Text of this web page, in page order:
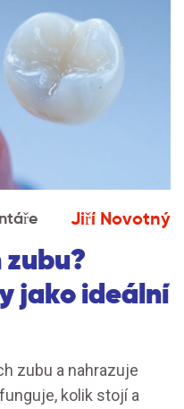
Jiří Novotný
jako ideální
zubu a nahrazuje
kolik stojí a